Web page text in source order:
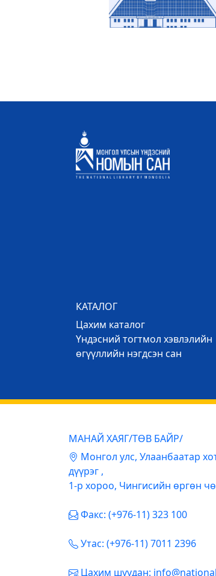
КАТАЛОГ
Цахим каталог
Үндэсний тогтмол хэвлэлийн
өгүүллийн нэгдсэн сан
МАНАЙ ХАЯГ/ТӨВ БАЙР/
Mонгол улс, Улаанбаатар
дүүрэг ,
1-р хороо, Чингисийн өргөн
Факс: (+976-11) 323 100
Утас: (+976-11) 7011 2396
Цахим шуудан: